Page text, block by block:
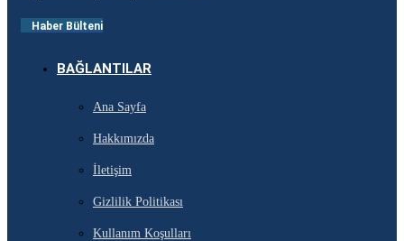
Haber Bülteni
BAĞLANTILAR
Ana Sayfa
Hakkımızda
İletişim
Gizlilik Politikası
Kullanım Koşulları